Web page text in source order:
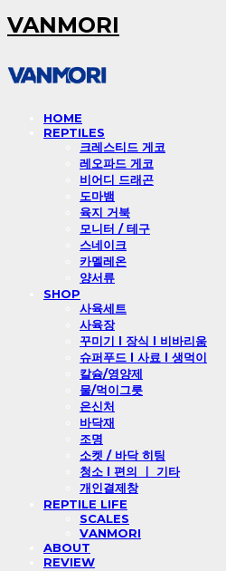
VANMORI
HOME
REPTILES
크레스티드 게코
레오파드 게코
비어디 드래곤
도마뱀
육지 거북
모니터 / 테구
스네이크
카멜레온
양서류
SHOP
사육세트
사육장
꾸미기 l 장식 l 비바리움
슈퍼푸드 l 사료 l 생먹이
칼슘/영양제
물/먹이그릇
은신처
바닥재
조명
소켓 / 바닥 히팅
청소 l 편의 ㅣ 기타
개인결제창
REPTILE LIFE
SCALES
VANMORI
ABOUT
REVIEW